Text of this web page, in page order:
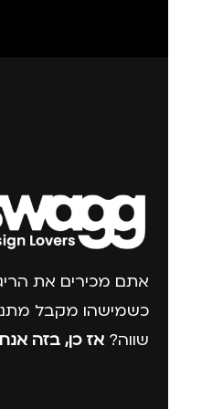
אתם מכירים את
כשמישהו מקבל
שווה? אז כן, בזה